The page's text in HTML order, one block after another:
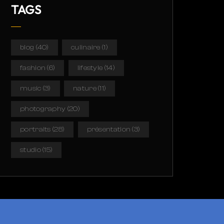
TAGS
blog (40) culinaire (1)
fashion (6) lifestyle (14)
music (3) nature(11)
photography (20)
portraits (28) présentation (3)
studio(15)